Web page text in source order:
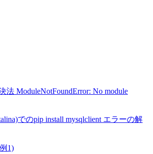
法 ModuleNotFoundError: No module
でのpip install mysqlclient エラーの解
1)